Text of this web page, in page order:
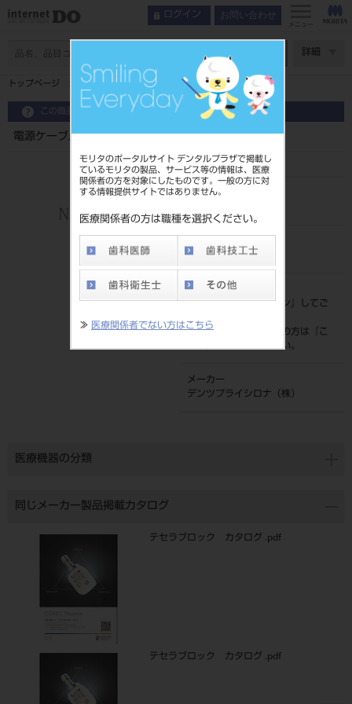
モリタのポータルサイト デンタルプラザで掲載し
ているモリタの製品、サービス等の情報は、医療
関係者の方を対象にしたものです。一般の方に対
する情報提供サイトではありません。
医療関係者の方は職種を選択ください。
≫ 医療関係者でない方はこちら
ログイン お問い合わせ
メニュー
詳細
トップページ 電源ケーブル
この商品に関するお問い合わせ
電源ケーブル
品目コード
4560226221659
標準価格
価格の確認は『ログイン
』してご
ネット会員登録がまだの方は『
こ
ちら』より登録ください。
メーカー
デンツプライシロナ（株）
医療機器の分類
同じメーカー製品掲載カタログ
テセラブロック カタログ .pdf
テセラブロック カタログ .pdf